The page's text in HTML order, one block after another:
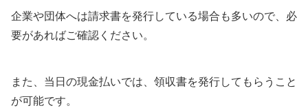
企業や団体へは請求書を発行している場合も多いので、必
要があればご確認ください。
また、当日の現金払いでは、領収書を発行してもらうこと
が可能です。